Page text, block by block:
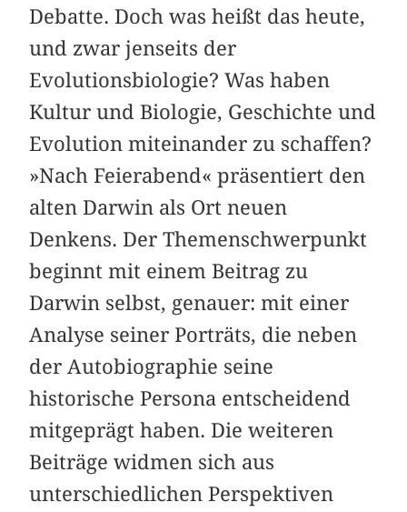
Debatte. Doch was heißt das heute,
und zwar jenseits der
Evolutionsbiologie? Was haben
Kultur und Biologie, Geschichte und
Evolution miteinander zu schaffen?
»Nach Feierabend« präsentiert den
alten Darwin als Ort neuen
Denkens. Der Themenschwerpunkt
beginnt mit einem Beitrag zu
Darwin selbst, genauer: mit einer
Analyse seiner Porträts, die neben
der Autobiographie seine
historische Persona entscheidend
mitgeprägt haben. Die weiteren
Beiträge widmen sich aus
unterschiedlichen Perspektiven